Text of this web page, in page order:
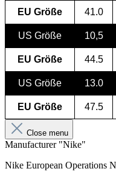
EU Größe 41.0
US Größe 10,5
EU Größe 44.5
US Größe 13.0
EU Größe 47.5
Close menu
Manufacturer "Nike"
Nike European Operations